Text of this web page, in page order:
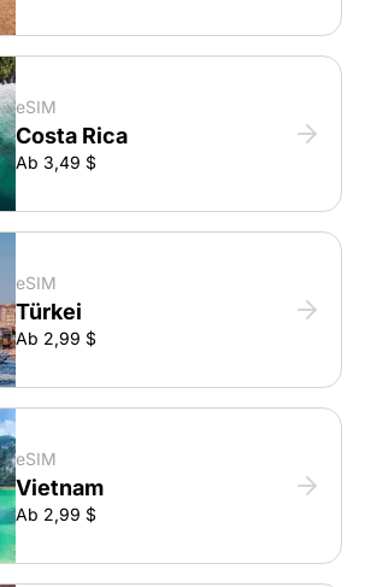
eSIM
Costa Rica
Ab 3,49 $
eSIM
Türkei
Ab 2,99 $
eSIM
Vietnam
Ab 2,99 $